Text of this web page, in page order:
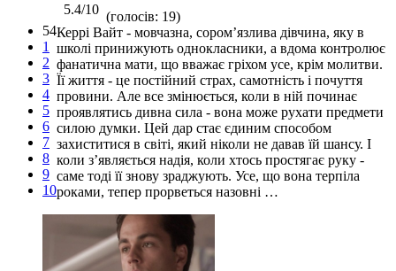
54
1
2
3
4
5
6
7
8
9
10
5.4/10 (голосів: 19)
Керрі Вайт - мовчазна, сором’язлива дівчина, яку в
школі принижують однокласники, а вдома контролює
фанатична мати, що вважає гріхом усе, крім молитви.
Її життя - це постійний страх, самотність і почуття
провини. Але все змінюється, коли в ній починає
проявлятись дивна сила - вона може рухати предмети
силою думки. Цей дар стає єдиним способом
захиститися в світі, який ніколи не давав їй шансу. І
коли з’являється надія, коли хтось простягає руку -
саме тоді її знову зраджують. Усе, що вона терпіла
роками, тепер прорветься назовні …